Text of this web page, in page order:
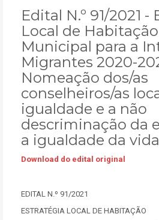
Edital N.º 91/2021 -
Local de
Municipal para a
Migrantes 2020-
Nomeação dos/as
conselheiros/as
igualdade e a não
descriminação da
a igualdade da
Download do edital original
EDITAL N.º 91/2021
ESTRATÉGIA LOCAL DE HABITAÇÃO